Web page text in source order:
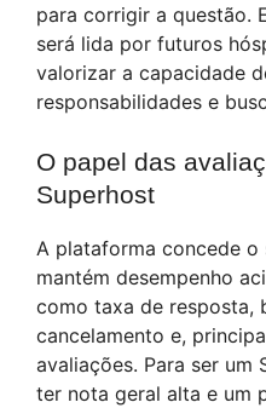
para corrigir a questão.
será lida por futuros
valorizar a capacidade
responsabilidades e
O papel das
Superhost
A plataforma concede o
mantém desempenho
como taxa de resposta,
cancelamento e,
avaliações. Para ser um
ter nota geral alta e um